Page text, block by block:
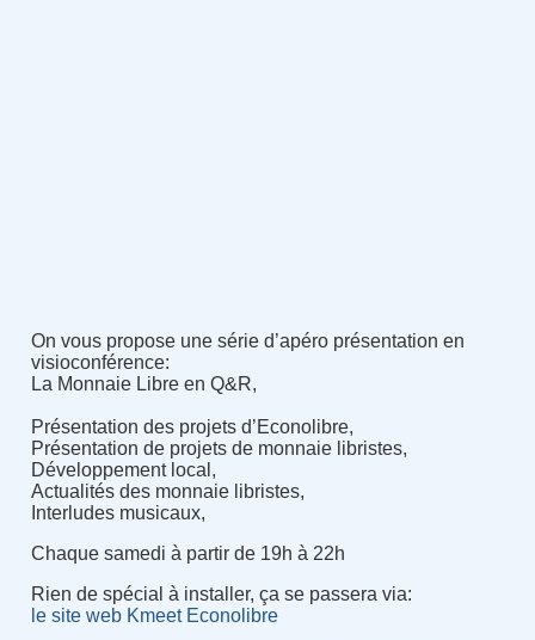
On vous propose une série d’apéro présentation en
visioconférence:
La Monnaie Libre en Q&R,
Présentation des projets d’Econolibre,
Présentation de projets de monnaie libristes,
Développement local,
Actualités des monnaie libristes,
Interludes musicaux,
Chaque samedi à partir de 19h à 22h
Rien de spécial à installer, ça se passera via:
le site web Kmeet Econolibre